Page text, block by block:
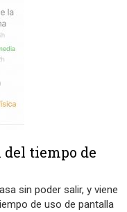
tiempo de
sin poder salir, y viene
de uso de pantalla